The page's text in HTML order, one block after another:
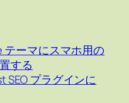
テーマにスマホ用の
する
SEO プラグインに